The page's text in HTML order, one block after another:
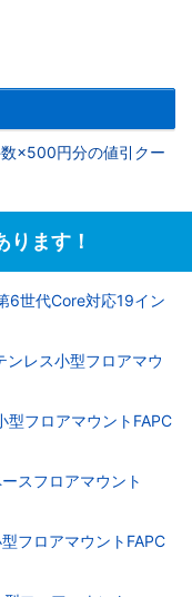
×500円分の値引クー
ます！
6世代Core対応19イン
レス小型フロアマウ
フロアマウントFAPC
スフロアマウント
フロアマウントFAPC